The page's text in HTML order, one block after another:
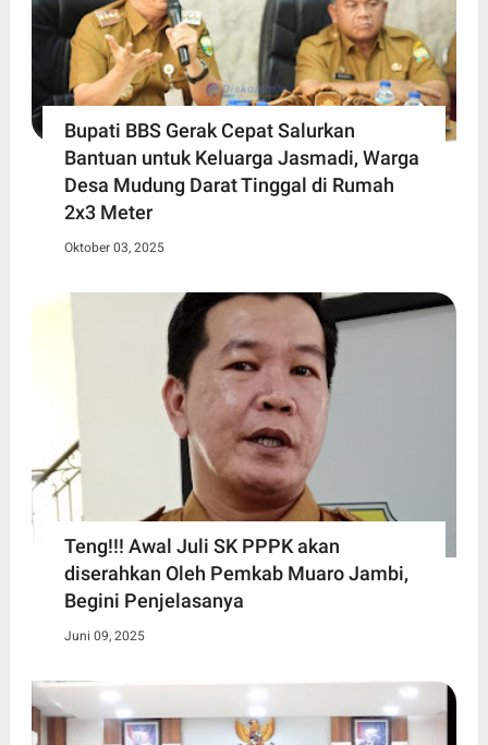
Bupati BBS Gerak Cepat Salurkan
Bantuan untuk Keluarga Jasmadi, Warga
Desa Mudung Darat Tinggal di Rumah
2x3 Meter
Oktober 03, 2025
Teng!!! Awal Juli SK PPPK akan
diserahkan Oleh Pemkab Muaro Jambi,
Begini Penjelasanya
Juni 09, 2025